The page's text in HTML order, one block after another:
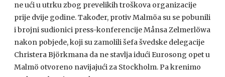
ne ući u utrku zbog prevelikih troškova organizacije
prije dvije godine. Također, protiv Malmöa su se pobunili
i brojni sudionici press-konferencije Månsa Zelmerlöwa
nakon pobjede, koji su zamolili šefa švedske delegacije
Christera Björkmana da ne stavlja idući Eurosong opet u
Malmö otvoreno navijajući za Stockholm. Pa krenimo